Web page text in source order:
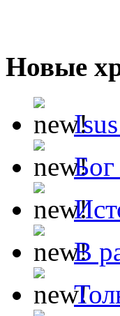
Новые
В